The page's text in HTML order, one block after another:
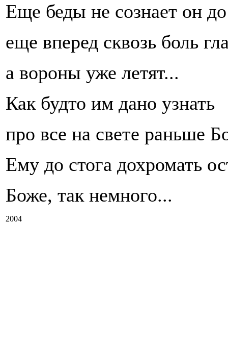
Еще беды не сознает он
еще вперед сквозь боль
а вороны уже летят...
Как будто им дано узнать
про все на свете раньше
Ему до стога дохромать
Боже, так немного...
2004